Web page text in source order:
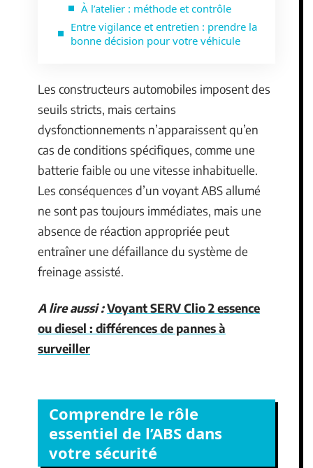
À l’atelier : méthode et contrôle
Entre vigilance et entretien : prendre la
bonne décision pour votre véhicule
Les constructeurs automobiles imposent des
seuils stricts, mais certains
dysfonctionnements n’apparaissent qu’en
cas de conditions spécifiques, comme une
batterie faible ou une vitesse inhabituelle.
Les conséquences d’un voyant ABS allumé
ne sont pas toujours immédiates, mais une
absence de réaction appropriée peut
entraîner une défaillance du système de
freinage assisté.
A lire aussi :Voyant SERV Clio 2 essence
ou diesel : différences de pannes à
surveiller
Comprendre le rôle
essentiel de l’ABS dans
votre sécurité